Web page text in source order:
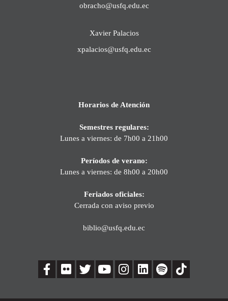
obracho@usfq.edu.ec
Xavier Palacios
xpalacios@usfq.edu.ec
Horarios de Atención
Semestres regulares:
Lunes a viernes: de 7h00 a 21h00
Períodos de verano:
Lunes a viernes: de 8h00 a 20h00
Feriados oficiales:
Cerrada con aviso previo
biblio@usfq.edu.ec